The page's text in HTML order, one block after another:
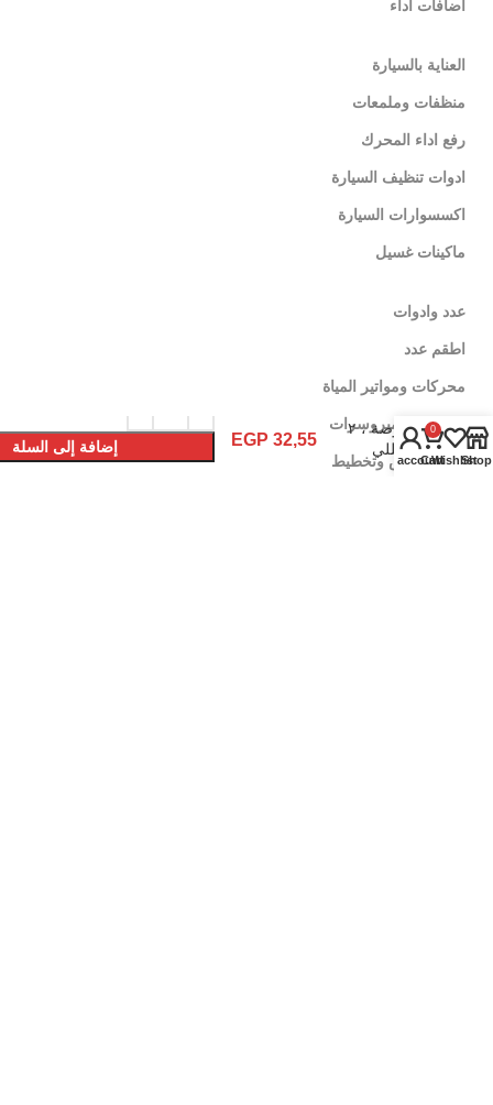
اضافات اداء
العناية بالسيارة
منظفات وملمعات
رفع اداء المحرك
ادوات تنظيف السيارة
اكسسوارات السيارة
ماكينات غسيل
عدد وادوات
اطقم عدد
محركات ومواتير المياة
الالات والكمبروسرات
ادوات قياس وتخطيط
اسطوانة
بوصة ، ٢
مللي
ACTW01-
32,55
EGP
إضافة إلى السلة
Shop
Wishlist
0
Cart
My account